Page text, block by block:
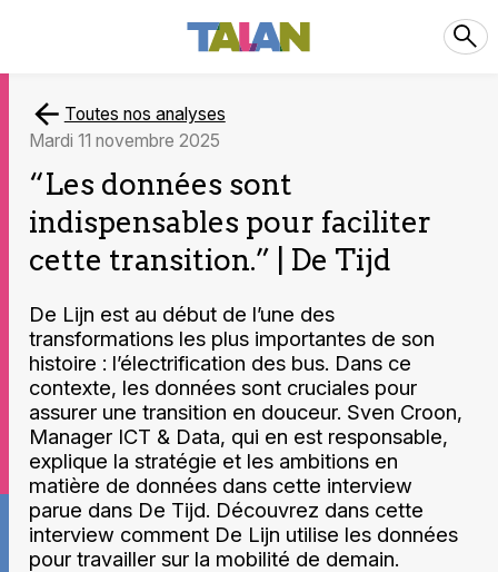
Toutes nos analyses
mardi 11 novembre 2025
“Les données sont
indispensables pour faciliter
cette transition.” | De Tijd
De Lijn est au début de l’une des
transformations les plus importantes de son
histoire : l’électrification des bus. Dans ce
contexte, les données sont cruciales pour
assurer une transition en douceur. Sven Croon,
Manager ICT & Data, qui en est responsable,
explique la stratégie et les ambitions en
matière de données dans cette interview
parue dans De Tijd. Découvrez dans cette
interview comment De Lijn utilise les données
pour travailler sur la mobilité de demain.